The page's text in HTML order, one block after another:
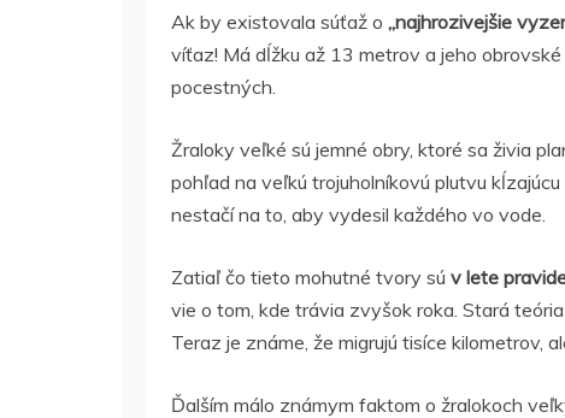
Ak by existovala súťaž o „najhrozivejšie
víťaz! Má dĺžku až 13 metrov a jeho
pocestných.
Žraloky veľké sú jemné obry, ktoré sa živia
pohľad na veľkú trojuholníkovú plutvu
nestačí na to, aby vydesil každého vo vode.
Zatiaľ čo tieto mohutné tvory sú v lete
vie o tom, kde trávia zvyšok roka. Stará
Teraz je známe, že migrujú tisíce kilometrov,
Ďalším málo známym faktom o žralokoch